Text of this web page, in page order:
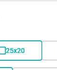
25x20